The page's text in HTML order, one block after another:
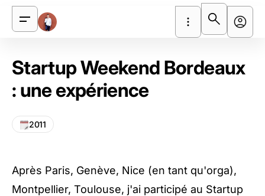
Startup Weekend Bordeaux
: une expérience
2011
Après Paris, Genève, Nice (en tant qu'orga),
Montpellier, Toulouse, j'ai participé au Startup